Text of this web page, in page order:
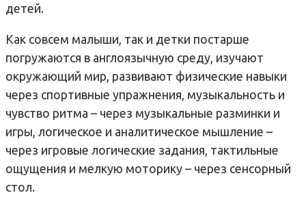
детей.
Как совсем малыши, так и детки постарше
погружаются в англоязычную среду, изучают
окружающий мир, развивают физические навыки
через спортивные упражнения, музыкальность и
чувство ритма – через музыкальные разминки и
игры, логическое и аналитическое мышление –
через игровые логические задания, тактильные
ощущения и мелкую моторику – через сенсорный
стол.